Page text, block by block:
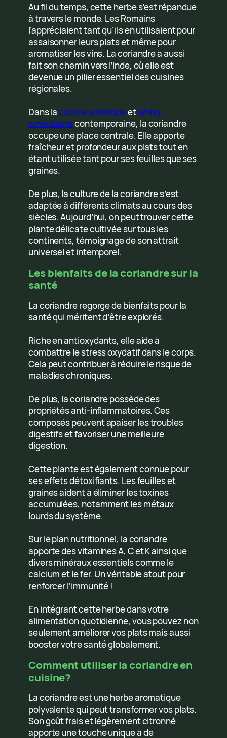
Au fil du temps, cette herbe s’est répandue
à travers le monde. Les Romains
l’appréciaient tant qu’ils en utilisaient pour
assaisonner leurs plats et même pour
aromatiser les vins. La coriandre a aussi
fait son chemin vers l’Inde, où elle est
devenue un pilier essentiel des cuisines
régionales.
Dans lacuisine asiatiqueetlatino-
américainecontemporaine, la coriandre
occupe une place centrale. Elle apporte
fraîcheur et profondeur aux plats tout en
étant utilisée tant pour ses feuilles que ses
graines.
De plus, la culture de la coriandre s’est
adaptée à différents climats au cours des
siècles. Aujourd’hui, on peut trouver cette
plante délicate cultivée sur tous les
continents, témoignage de son attrait
universel et intemporel.
Les bienfaits de la coriandre sur la
santé
La coriandre regorge de bienfaits pour la
santé qui méritent d’être explorés.
Riche en antioxydants, elle aide à
combattre le stress oxydatif dans le corps.
Cela peut contribuer à réduire le risque de
maladies chroniques.
De plus, la coriandre possède des
propriétés anti-inflammatoires. Ces
composés peuvent apaiser les troubles
digestifs et favoriser une meilleure
digestion.
Cette plante est également connue pour
ses effets détoxifiants. Les feuilles et
graines aident à éliminer les toxines
accumulées, notamment les métaux
lourds du système.
Sur le plan nutritionnel, la coriandre
apporte des vitamines A, C et K ainsi que
divers minéraux essentiels comme le
calcium et le fer. Un véritable atout pour
renforcer l’immunité !
En intégrant cette herbe dans votre
alimentation quotidienne, vous pouvez non
seulement améliorer vos plats mais aussi
booster votre santé globalement.
Comment utiliser la coriandre en
cuisine?
La coriandre est une herbe aromatique
polyvalente qui peut transformer vos plats.
Son goût frais et légèrement citronné
apporte une touche unique à de